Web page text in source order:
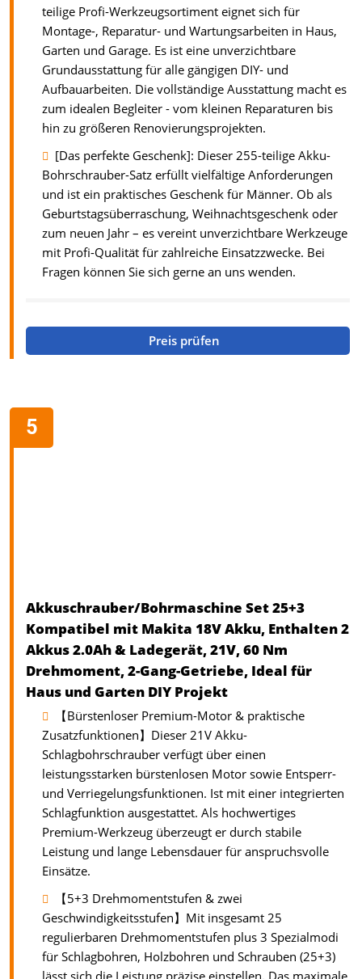
teilige Profi-Werkzeugsortiment eignet sich für
Montage-, Reparatur- und Wartungsarbeiten in Haus,
Garten und Garage. Es ist eine unverzichtbare
Grundausstattung für alle gängigen DIY- und
Aufbauarbeiten. Die vollständige Ausstattung macht es
zum idealen Begleiter - vom kleinen Reparaturen bis
hin zu größeren Renovierungsprojekten.
[Das perfekte Geschenk]: Dieser 255-teilige Akku-
Bohrschrauber-Satz erfüllt vielfältige Anforderungen
und ist ein praktisches Geschenk für Männer. Ob als
Geburtstagsüberraschung, Weihnachtsgeschenk oder
zum neuen Jahr – es vereint unverzichtbare Werkzeuge
mit Profi-Qualität für zahlreiche Einsatzzwecke. Bei
Fragen können Sie sich gerne an uns wenden.
Preis prüfen
Akkuschrauber/Bohrmaschine Set 25+3
Kompatibel mit Makita 18V Akku, Enthalten 2
Akkus 2.0Ah & Ladegerät, 21V, 60 Nm
Drehmoment, 2-Gang-Getriebe, Ideal für
Haus und Garten DIY Projekt
【Bürstenloser Premium-Motor & praktische
Zusatzfunktionen】Dieser 21V Akku-
Schlagbohrschrauber verfügt über einen
leistungsstarken bürstenlosen Motor sowie Entsperr-
und Verriegelungsfunktionen. Ist mit einer integrierten
Schlagfunktion ausgestattet. Als hochwertiges
Premium-Werkzeug überzeugt er durch stabile
Leistung und lange Lebensdauer für anspruchsvolle
Einsätze.
【5+3 Drehmomentstufen & zwei
Geschwindigkeitsstufen】Mit insgesamt 25
regulierbaren Drehmomentstufen plus 3 Spezialmodi
für Schlagbohren, Holzbohren und Schrauben (25+3)